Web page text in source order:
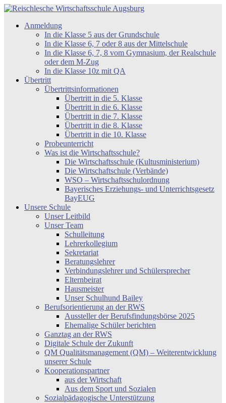
Zum
springen
Reischlesche
Wirtschaftsschule
Anmeldung
In die Klasse 5 aus der Grundschule
In die Klasse 6, 7 oder 8 aus der Mittelschule
In die Klasse 6, 7, 8 vom Gymnasium, der Realschule
oder dem M-Zug
In die Klasse 10z mit QA
Übertritt
Übertrittsinformationen
Übertritt in die 5. Klasse
Übertritt in die 6. Klasse
Übertritt in die 7. Klasse
Übertritt in die 8. Klasse
Übertritt in die 10. Klasse
Probeunterricht
Was ist die Wirtschaftsschule?
Die Wirtschaftsschule (Kultusministerium)
Die Wirtschaftschule (Verbände)
WSO – Wirtschaftsschulordnung
Bayerisches Erziehungs- und Unterrichtsgesetz
BayEUG
Unsere Schule
Unser Leitbild
Unser Team
Schulleitung
Lehrerkollegium
Sekretariat
Beratungslehrer
Verbindungslehrer und Schülersprecher
Elternbeirat
Hausmeister
Unser Schulhund Bailey
Berufsorientierung an der RWS
Aussteller der Berufsfindungsbörse 2025
Ehemalige Schüler berichten
Ganztag an der RWS
Digitale Schule der Zukunft
QM Qualitätsmanagement (QM) – Weiterentwicklung
unserer Schule
Kooperationspartner
aus der Wirtschaft
Aus dem Sport und Sozialen
Sozialpädagogische Unterstützung